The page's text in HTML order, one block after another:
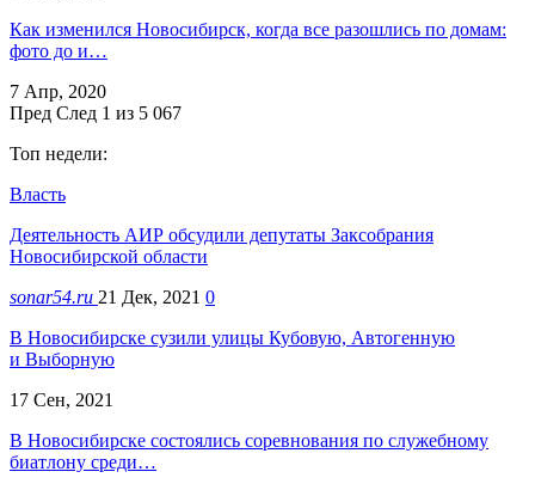
Как изменился Новосибирск, когда все разошлись по домам:
фото до и…
7 Апр, 2020
Пред След 1 из 5 067
Топ недели:
Власть
Деятельность АИР обсудили депутаты Заксобрания
Новосибирской области
sonar54.ru 21 Дек, 2021 0
В Новосибирске сузили улицы Кубовую, Автогенную
и Выборную
17 Сен, 2021
В Новосибирске состоялись соревнования по служебному
биатлону среди…